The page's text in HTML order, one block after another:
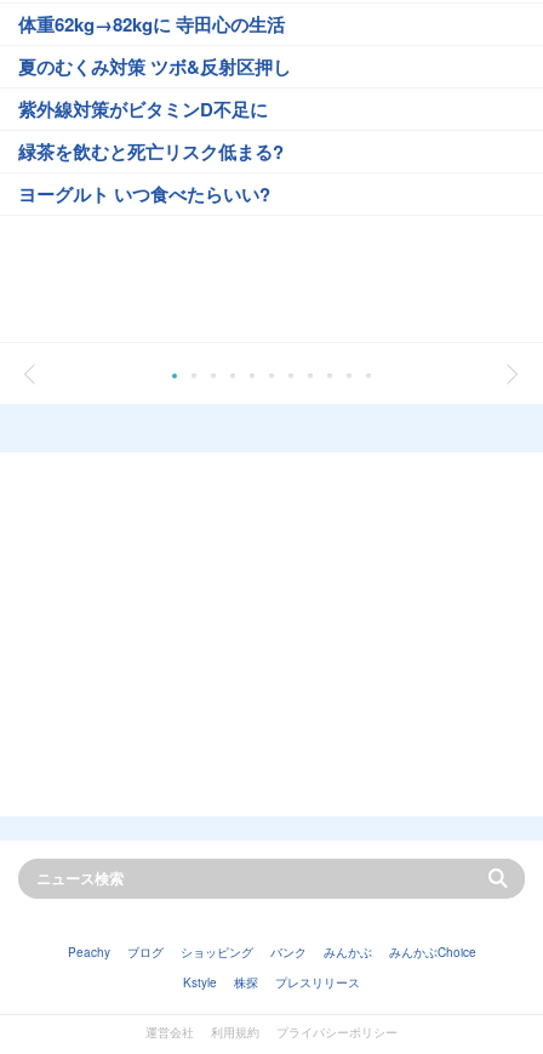
体重62kg→82kgに 寺田心の生活
夏のむくみ対策 ツボ&反射区押し
紫外線対策がビタミンD不足に
緑茶を飲むと死亡リスク低まる?
ヨーグルト いつ食べたらいい?
Peachy ブログ ショッピング バンク みんかぶ
みんかぶChoice
Kstyle
株探 プレスリリース
運営会社 利用規約 プライバシーポリシー